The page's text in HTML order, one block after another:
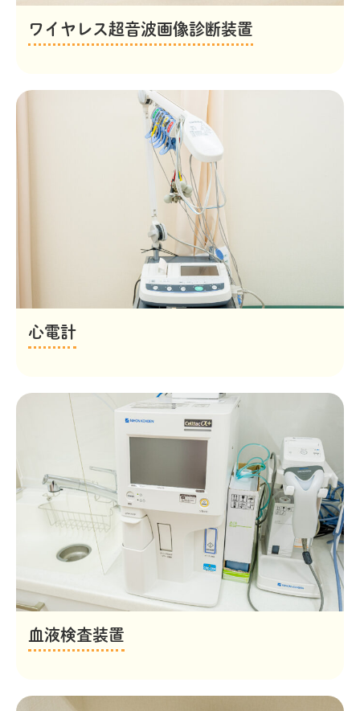
ワイヤレス超音波画像診断装置
心電計
血液検査装置